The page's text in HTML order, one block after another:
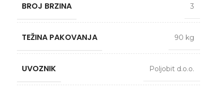
BROJ BRZINA 3
TEŽINA PAKOVANJA 90 kg
UVOZNIK Poljobit d.o.o.